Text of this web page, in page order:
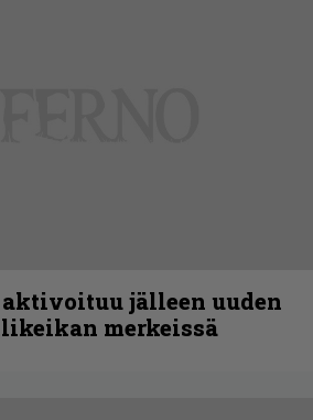
jälleen uuden
merkeissä